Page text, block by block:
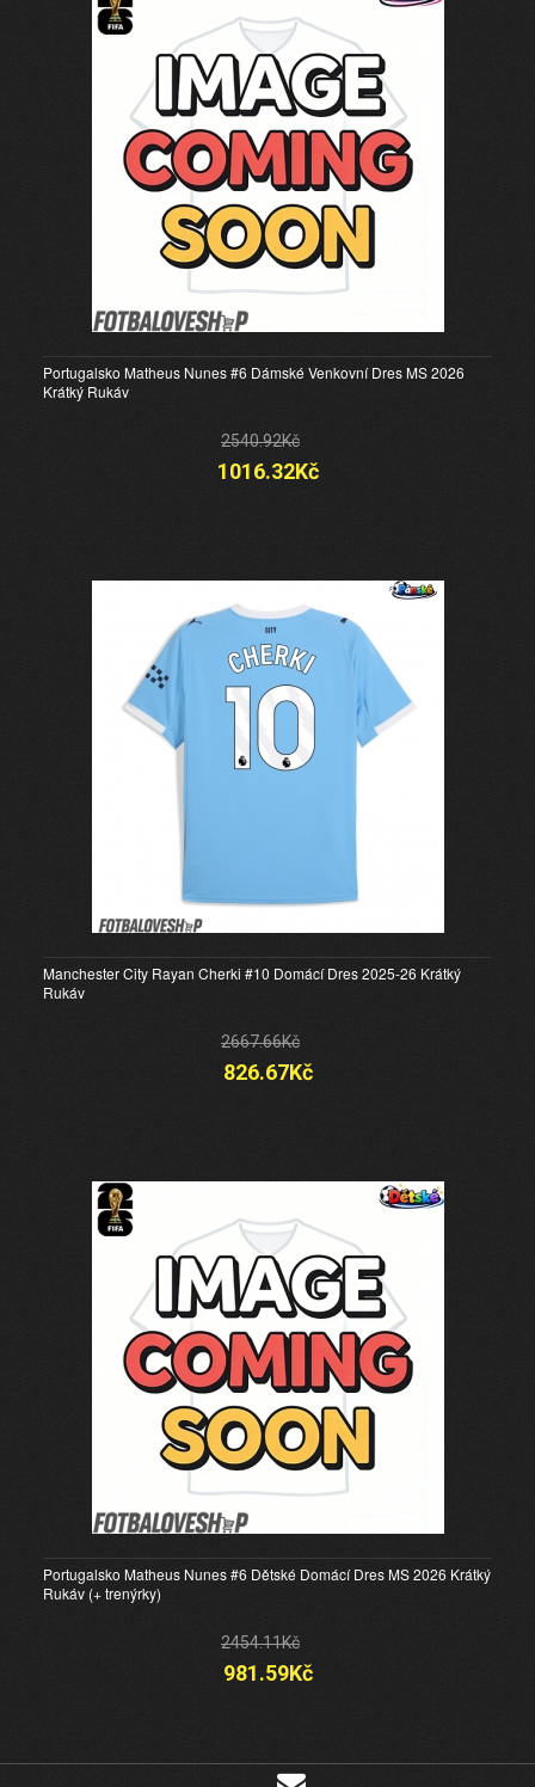
Portugalsko Matheus Nunes #6 Dámské Venkovní Dres MS 2026
Krátký Rukáv
2540.92Kč
1016.32Kč
Manchester City Rayan Cherki #10 Domácí Dres 2025-26 Krátký
Rukáv
2667.66Kč
826.67Kč
Portugalsko Matheus Nunes #6 Dětské Domácí Dres MS 2026 Krátký
Rukáv (+ trenýrky)
2454.11Kč
981.59Kč